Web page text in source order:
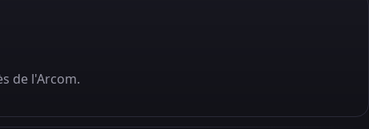
de l'Arcom.